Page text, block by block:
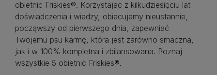
obietnic Friskies®. Korzystając z kilkudziesięciu lat
doświadczenia i wiedzy, obiecujemy nieustannie,
począwszy od pierwszego dnia, zapewniać
Twojemu psu karmę, która jest zarówno smaczna,
jak i w 100% kompletna i zbilansowana. Poznaj
wszystkie 5 obietnic Friskies®.